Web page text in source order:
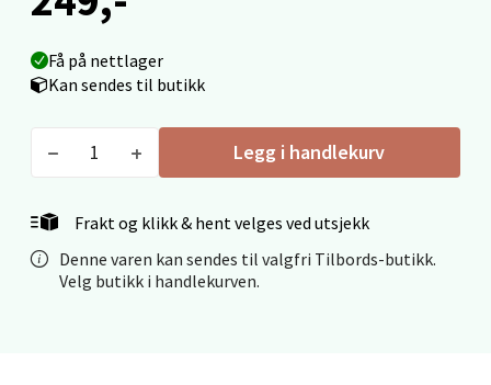
Få på nettlager
Kan sendes til butikk
Legg i handlekurv
Frakt og klikk & hent velges ved utsjekk
Denne varen kan sendes til valgfri Tilbords-butikk.
Velg butikk i handlekurven.
Ålesund - Thon Senter Moa
Åpent i dag 10-20
0 i butikk